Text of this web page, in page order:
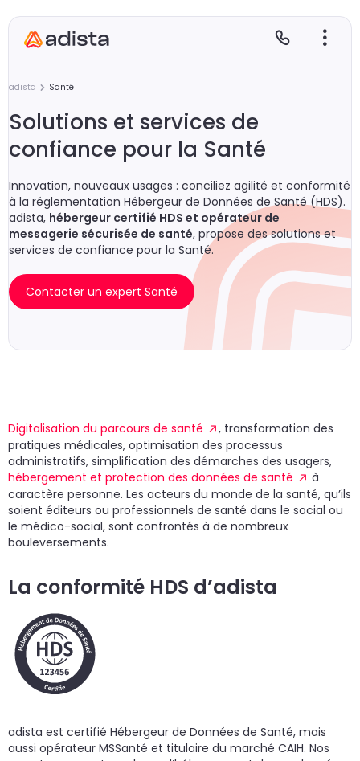
adista Santé
Solutions et services de
confiance pour la Santé
Innovation, nouveaux usages : conciliez agilité et conformité
à la réglementation Hébergeur de Données de Santé (HDS).
adista, hébergeur certifié HDS et opérateur de
messagerie sécurisée de santé, propose des solutions et
services de confiance pour la Santé.
Contacter un expert Santé
Digitalisation du parcours de santé
, transformation des
pratiques médicales, optimisation des processus
administratifs, simplification des démarches des usagers,
hébergement et protection des données de santé
à
caractère personne. Les acteurs du monde de la santé, qu’ils
soient éditeurs ou professionnels de santé dans le social ou
le médico-social, sont confrontés à de nombreux
bouleversements.
La conformité HDS d’adista
adista est certifié Hébergeur de Données de Santé, mais
aussi opérateur MSSanté et titulaire du marché CAIH. Nos